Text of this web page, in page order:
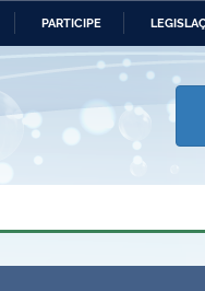
PARTICIPE
Ministério da Economia
e dos Direitos Humanos
Planalto